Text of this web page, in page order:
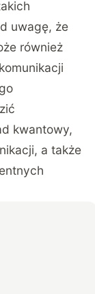
uwagę, że
również
kwantowy,
a także